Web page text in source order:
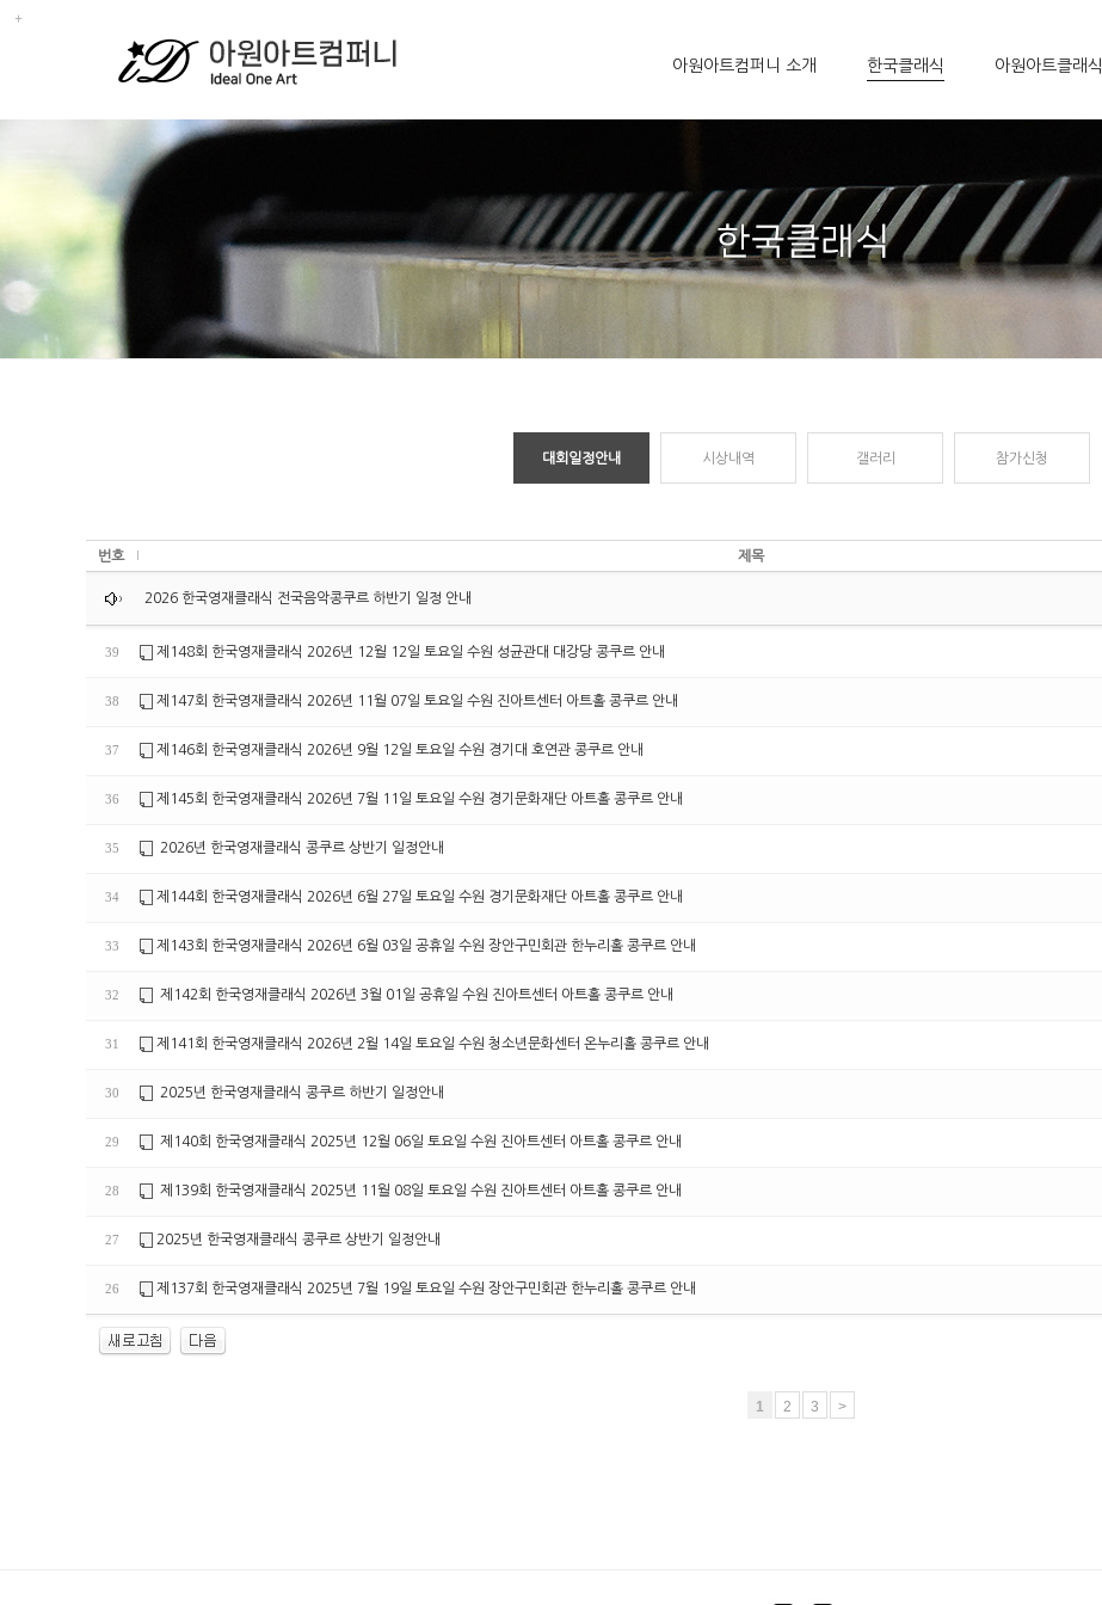
아원아트컴퍼니 소개 한국클래식 아원아트클래식
대회일정안내 시상내역 갤러리 참가신청
번호 제목
2026 한국영재클래식 전국음악콩쿠르 하반기 일정 안내
39 제148회 한국영재클래식 2026년 12월 12일 토요일 수원 성균관대 대강당 콩쿠르 안내
38 제147회 한국영재클래식 2026년 11월 07일 토요일 수원 진아트센터 아트홀 콩쿠르 안내
37 제146회 한국영재클래식 2026년 9월 12일 토요일 수원 경기대 호연관 콩쿠르 안내
36 제145회 한국영재클래식 2026년 7월 11일 토요일 수원 경기문화재단 아트홀 콩쿠르 안내
35 2026년 한국영재클래식 콩쿠르 상반기 일정안내
34 제144회 한국영재클래식 2026년 6월 27일 토요일 수원 경기문화재단 아트홀 콩쿠르 안내
33 제143회 한국영재클래식 2026년 6월 03일 공휴일 수원 장안구민회관 한누리홀 콩쿠르 안내
32 제142회 한국영재클래식 2026년 3월 01일 공휴일 수원 진아트센터 아트홀 콩쿠르 안내
31 제141회 한국영재클래식 2026년 2월 14일 토요일 수원 청소년문화센터 온누리홀 콩쿠르 안내
30 2025년 한국영재클래식 콩쿠르 하반기 일정안내
29 제140회 한국영재클래식 2025년 12월 06일 토요일 수원 진아트센터 아트홀 콩쿠르 안내
28 제139회 한국영재클래식 2025년 11월 08일 토요일 수원 진아트센터 아트홀 콩쿠르 안내
27 2025년 한국영재클래식 콩쿠르 상반기 일정안내
26 제137회 한국영재클래식 2025년 7월 19일 토요일 수원 장안구민회관 한누리홀 콩쿠르 안내
1 2 3 >